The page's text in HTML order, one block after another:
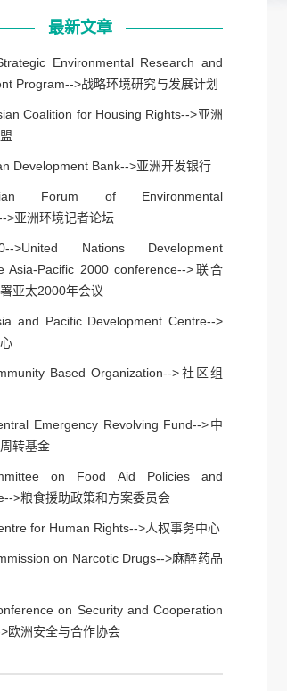
最新文章
Environmental Research and
Program-->战略环境研究与发展计划
Coalition for Housing Rights-->亚洲
Development Bank-->亚洲开发银行
Forum of Environmental
>亚洲环境记者论坛
>United Nations Development
Asia-Pacific 2000 conference-->联合
亚太2000年会议
and Pacific Development Centre-->
Based Organization-->社区组
Emergency Revolving Fund-->中
转基金
on Food Aid Policies and
>粮食援助政策和方案委员会
for Human Rights-->人权事务中心
on Narcotic Drugs-->麻醉药品
on Security and Cooperation
欧洲安全与合作协会